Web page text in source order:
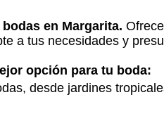
en Margarita.
a tus necesidades y
opción para tu boda:
desde jardines